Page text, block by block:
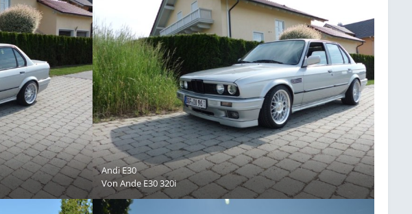
Andi E30
Von Ande E30 320i